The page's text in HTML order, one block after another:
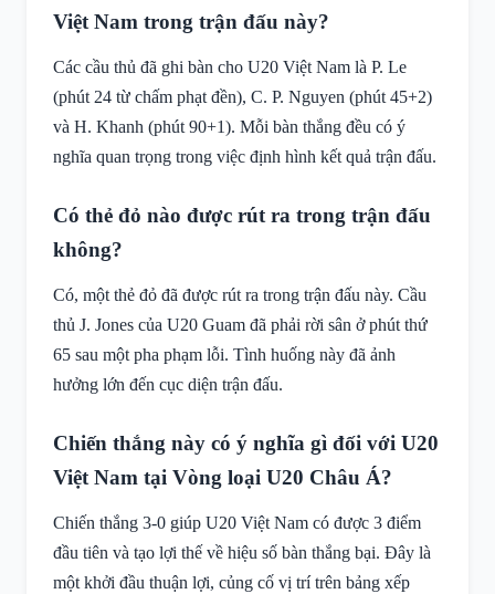
Việt Nam trong trận đấu này?
Các cầu thủ đã ghi bàn cho U20 Việt Nam là P. Le
(phút 24 từ chấm phạt đền), C. P. Nguyen (phút 45+2)
và H. Khanh (phút 90+1). Mỗi bàn thắng đều có ý
nghĩa quan trọng trong việc định hình kết quả trận đấu.
Có thẻ đỏ nào được rút ra trong trận đấu
không?
Có, một thẻ đỏ đã được rút ra trong trận đấu này. Cầu
thủ J. Jones của U20 Guam đã phải rời sân ở phút thứ
65 sau một pha phạm lỗi. Tình huống này đã ảnh
hưởng lớn đến cục diện trận đấu.
Chiến thắng này có ý nghĩa gì đối với U20
Việt Nam tại Vòng loại U20 Châu Á?
Chiến thắng 3-0 giúp U20 Việt Nam có được 3 điểm
đầu tiên và tạo lợi thế về hiệu số bàn thắng bại. Đây là
một khởi đầu thuận lợi, củng cố vị trí trên bảng xếp